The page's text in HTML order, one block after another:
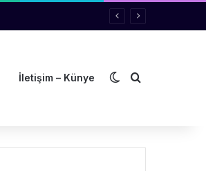
İletişim – Künye Dış görünümü
Arama yap